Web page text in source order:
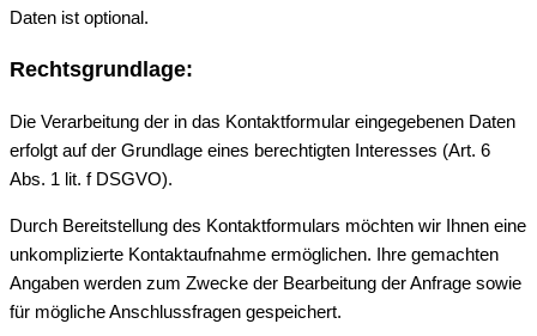
Daten ist optional.
Rechtsgrundlage:
Die Verarbeitung der in das Kontaktformular eingegebenen Daten
erfolgt auf der Grundlage eines berechtigten Interesses (Art. 6
Abs. 1 lit. f DSGVO).
Durch Bereitstellung des Kontaktformulars möchten wir Ihnen eine
unkomplizierte Kontaktaufnahme ermöglichen. Ihre gemachten
Angaben werden zum Zwecke der Bearbeitung der Anfrage sowie
für mögliche Anschlussfragen gespeichert.